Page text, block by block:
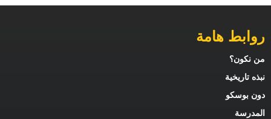
روابط هامة
من نكون؟
نبذه تاريخية
دون بوسكو
المدرسة